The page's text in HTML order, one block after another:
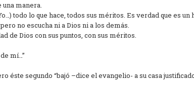
manera.
todo lo que hace, todos sus méritos. Es verdad que es
no escucha ni a Dios ni a los demás.
de Dios con sus puntos, con sus méritos.
mí…”
éste segundo “bajó –dice el evangelio- a su casa